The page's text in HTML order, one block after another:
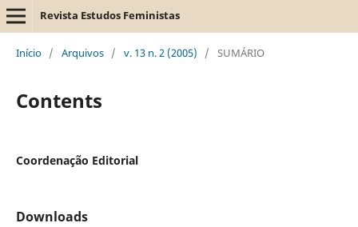
Revista Estudos Feministas
Início / Arquivos / v. 13 n. 2 (2005) / SUMÁRIO
Contents
Coordenação Editorial
Downloads